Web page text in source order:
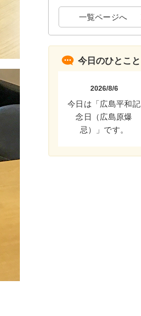
一覧ページへ
今日のひとこと
2026/8/6
今日は「広島平和記
念日（広島原爆
忌）」です。